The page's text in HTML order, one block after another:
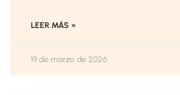
LEER MÁS »
19 de marzo de 2026